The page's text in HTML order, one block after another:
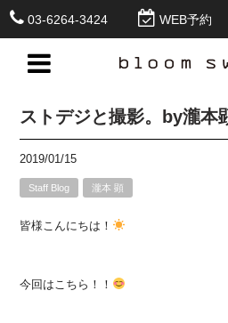
03-6264-3424 WEB予約
ストデジと撮影。by瀧本
2019/01/15
Staff Blog 瀧本 顕
皆様こんにちは！
今回はこちら！！